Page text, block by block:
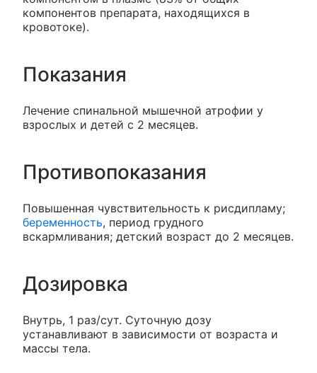
компонентов препарата, находящихся в
кровотоке).
Показания
Лечение спинальной мышечной атрофии у
взрослых и детей с 2 месяцев.
Противопоказания
Повышенная чувствительность к рисдипламу;
беременность, период грудного
вскармливания; детский возраст до 2 месяцев.
Дозировка
Внутрь, 1 раз/сут. Суточную дозу
устанавливают в зависимости от возраста и
массы тела.